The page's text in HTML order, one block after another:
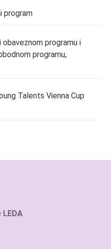
program
programu i
programu,
Talents Vienna Cup